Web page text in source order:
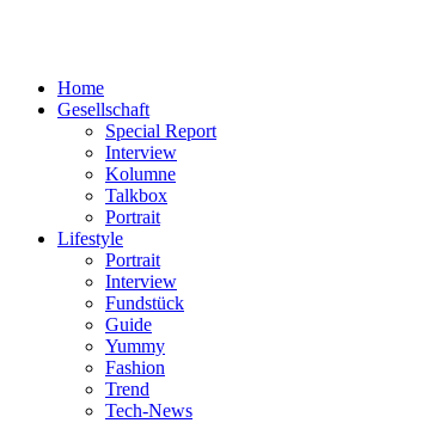
Home
Gesellschaft
Special Report
Interview
Kolumne
Talkbox
Portrait
Lifestyle
Portrait
Interview
Fundstück
Guide
Yummy
Fashion
Trend
Tech-News